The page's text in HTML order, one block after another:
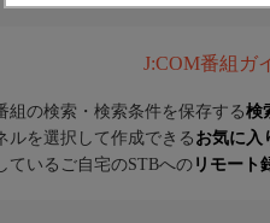
J:COM番組ガ
組の検索・検索条件を保存する検
ルを選択して作成できる お気に入
ているご自宅のSTBへの リモート